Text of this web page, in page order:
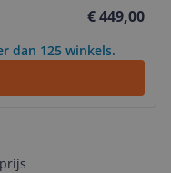
€ 449,00
dan 125 winkels.